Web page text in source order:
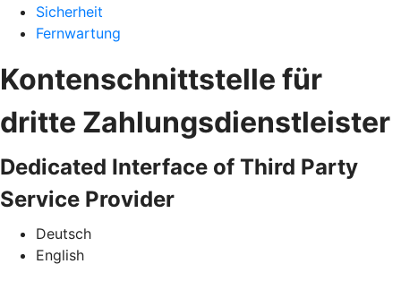
Sicherheit
Fernwartung
Kontenschnittstelle für
dritte Zahlungsdienstleister
Dedicated Interface of Third Party
Service Provider
Deutsch
English